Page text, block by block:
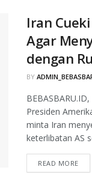
Iran
Agar
dengan
BY
Presiden
minta Iran
keterlibatan AS
READ MORE